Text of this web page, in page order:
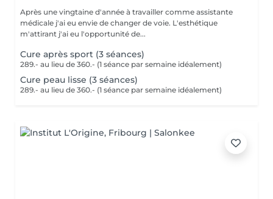
Après une vingtaine d'année à travailler comme assistante
médicale j'ai eu envie de changer de voie. L'esthétique
m'attirant j'ai eu l'opportunité de...
Cure après sport (3 séances)
289.- au lieu de 360.- (1 séance par semaine idéalement)
Cure peau lisse (3 séances)
289.- au lieu de 360.- (1 séance par semaine idéalement)